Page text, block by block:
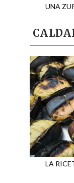
UNA
LA